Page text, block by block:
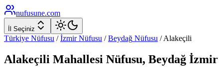
nufusune.com
İl Seçiniz
Türkiye Nüfusu / İzmirNüfusu / Beydağ Nüfusu /Alakeçili
Alakeçili Mahallesi Nüfusu, Beydağ İzmir